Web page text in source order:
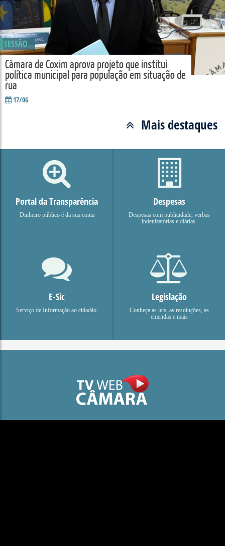
SESSÃO
Câmara de Coxim aprova projeto que institui
política municipal para população em situação de
rua
17/06
Mais destaques
Portal da Transparência
Dinheiro público é da sua conta
Despesas
Despesas com publicidade, verbas
indenizatórias e diárias.
E-Sic
Serviço de Informação ao cidadão.
Legislação
Conheça as leis, as resoluções, as
emendas e mais